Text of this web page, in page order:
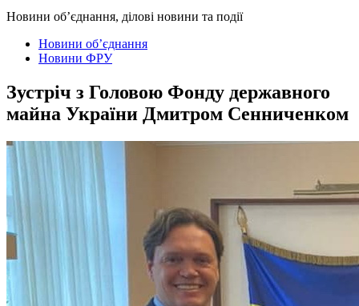
Новини об’єднання, ділові новини та події
Новини об’єднання
Новини ФРУ
Зустріч з Головою Фонду державного
майна України Дмитром Сенниченком